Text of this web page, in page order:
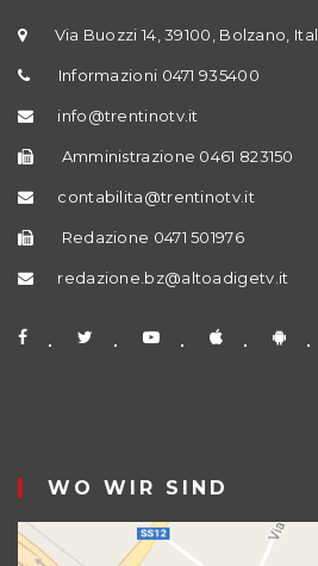
Via Buozzi 14, 39100, Bolzano,
Informazioni 0471 935400
info@trentinotv.it
Amministrazione 0461 823150
contabilita@trentinotv.it
Redazione 0471 501976
redazione.bz@altoadigetv.it
WO WIR SIND